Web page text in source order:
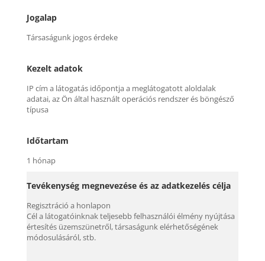
Jogalap
Társaságunk jogos érdeke
Kezelt adatok
IP cím a látogatás időpontja a meglátogatott aloldalak
adatai, az Ön által használt operációs rendszer és böngésző
típusa
Időtartam
1 hónap
Tevékenység megnevezése és az adatkezelés célja
Regisztráció a honlapon
Cél a látogatóinknak teljesebb felhasználói élmény nyújtása
értesítés üzemszünetről, társaságunk elérhetőségének
módosulásáról, stb.